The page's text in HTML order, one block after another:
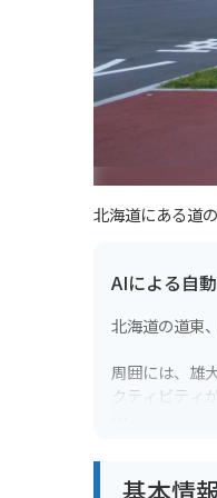
北海道にある道
AIによる自
北海道の道東
周囲には、雄
クティビティ
基本情